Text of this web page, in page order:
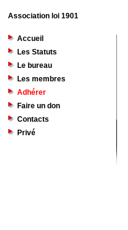
Association loi 1901
Accueil
Les Statuts
Le bureau
Les membres
Adhérer
Faire un don
Contacts
Privé